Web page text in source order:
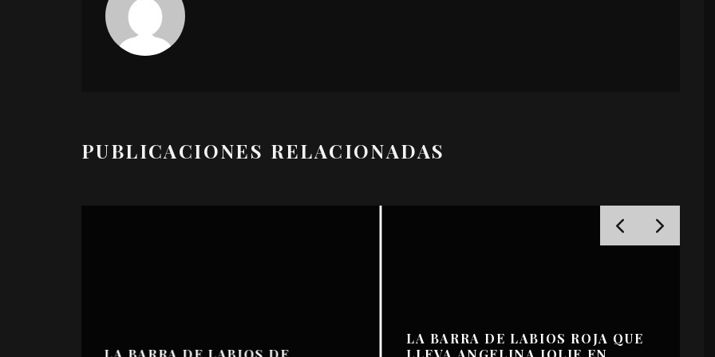
PUBLICACIONES RELACIONADAS
LA BARRA DE LABIOS ROJA QUE